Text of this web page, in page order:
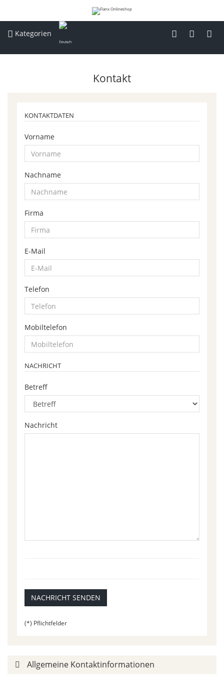
Kategorien
Kontakt
KONTAKTDATEN
Vorname
Nachname
Firma
E-Mail
Telefon
Mobiltelefon
NACHRICHT
Betreff
Nachricht
NACHRICHT SENDEN
(*) Pflichtfelder
Allgemeine Kontaktinformationen